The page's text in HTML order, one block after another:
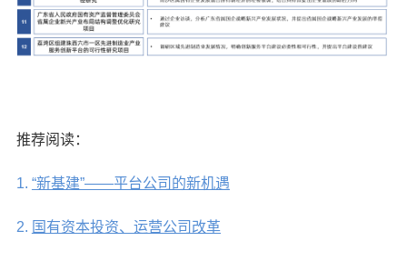
推荐阅读：
1. “新基建”——平台公司的新机遇
2. 国有资本投资、运营公司改革